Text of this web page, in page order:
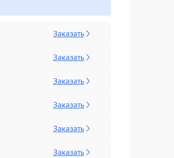
Заказать
Заказать
Заказать
Заказать
Заказать
Заказать